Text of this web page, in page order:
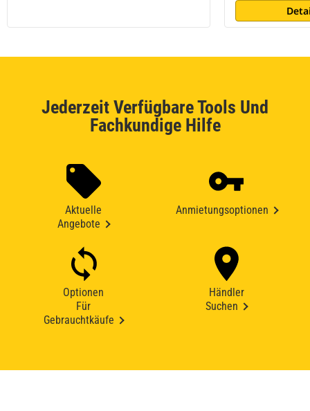
Jederzeit Verfügbare Tools Und
Fachkundige Hilfe
Aktuelle
Angebote
Anmietungsoptionen
Optionen
Für
Gebrauchtkäufe
Händler
Suchen